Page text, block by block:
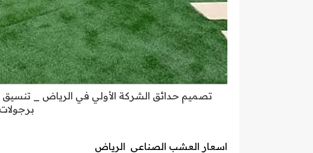
تصميم حدائق الشركة الأولي في الرياض _
برجولات
اسعار العشب الصناعي الرياض